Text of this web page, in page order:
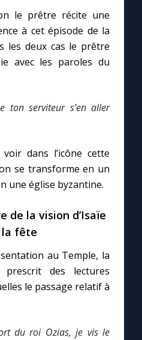
le prêtre récite une
à cet épisode de la
les deux cas le prêtre
avec les paroles du
ton serviteur s’en aller
dans l’icône cette
se transforme en un
une église byzantine.
de la vision d’Isaïe
la fête
au Temple, la
des lectures
le passage relatif à
du roi Ozias, je vis le